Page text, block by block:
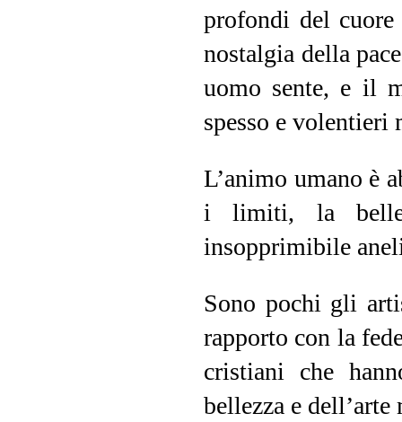
profondi del
nostalgia della
uomo sente, e il
spesso e volentieri
L’animo umano è
i limiti, la
insopprimibile
Sono pochi gli
rapporto con la
cristiani che
bellezza e dell’arte